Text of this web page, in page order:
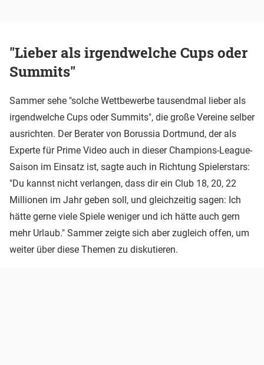
"Lieber als irgendwelche Cups oder
Summits"
Sammer sehe "solche Wettbewerbe tausendmal lieber als
irgendwelche Cups oder Summits", die große Vereine selber
ausrichten. Der Berater von Borussia Dortmund, der als
Experte für Prime Video auch in dieser Champions-League-
Saison im Einsatz ist, sagte auch in Richtung Spielerstars:
"Du kannst nicht verlangen, dass dir ein Club 18, 20, 22
Millionen im Jahr geben soll, und gleichzeitig sagen: Ich
hätte gerne viele Spiele weniger und ich hätte auch gern
mehr Urlaub." Sammer zeigte sich aber zugleich offen, um
weiter über diese Themen zu diskutieren.